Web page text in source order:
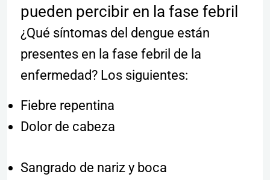
pueden percibir en la fase febril
¿Qué síntomas del dengue están
presentes en la fase febril de la
enfermedad? Los siguientes:
Fiebre repentina
Dolor de cabeza
Sangrado de nariz y boca